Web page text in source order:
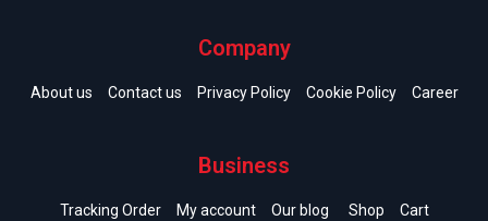
Company
About us Contact us Privacy Policy Cookie Policy Career
Business
Tracking Order My account Our blog Shop Cart